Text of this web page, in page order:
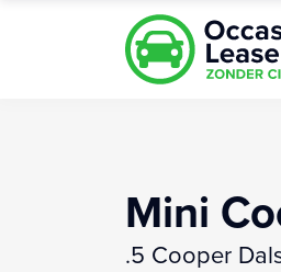
Mini
.5 Cooper